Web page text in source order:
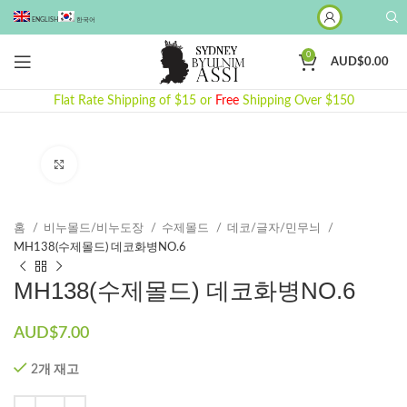
ENGLISH 한국어
0
AUD$0.00
Flat Rate Shipping of $15 or Free Shipping Over $150
홈 비누몰드/비누도장 수제몰드​
데코/글자/민무늬
MH138(수제몰드) 데코화병NO.6
MH138(수제몰드) 데코화병NO.6
AUD$7.00
2개 재고